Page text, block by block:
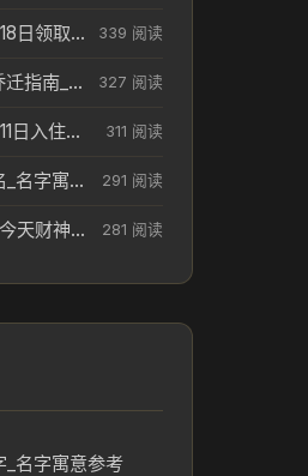
今天2026年04月18日领取结婚证老黄历不适合吗_领证日期参考 339 阅读
2026年4月14日乔迁指南_搬家择日参考 327 阅读
今日2026年04月11日入住新居老黄历不适宜吗_搬家择日参考 311 阅读
吴姓端庄女孩取名_名字寓意参考 291 阅读
2026年04月12日今天财神在哪个吉位_财神方位参考 281 阅读
_名字寓意参考